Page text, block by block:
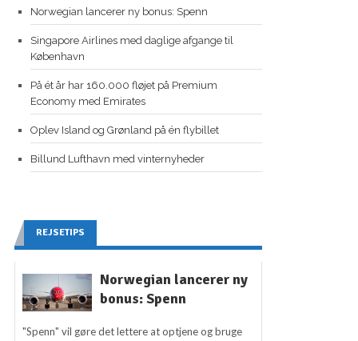
Norwegian lancerer ny bonus: Spenn
Singapore Airlines med daglige afgange til
København
På ét år har 160.000 fløjet på Premium
Economy med Emirates
Oplev Island og Grønland på én flybillet
Billund Lufthavn med vinternyheder
REJSETIPS
Norwegian lancerer ny
bonus: Spenn
"Spenn" vil gøre det lettere at optjene og bruge